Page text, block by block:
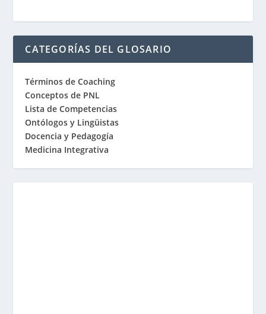
CATEGORÍAS DEL GLOSARIO
Términos de Coaching
Conceptos de PNL
Lista de Competencias
Ontólogos y Lingüistas
Docencia y Pedagogía
Medicina Integrativa